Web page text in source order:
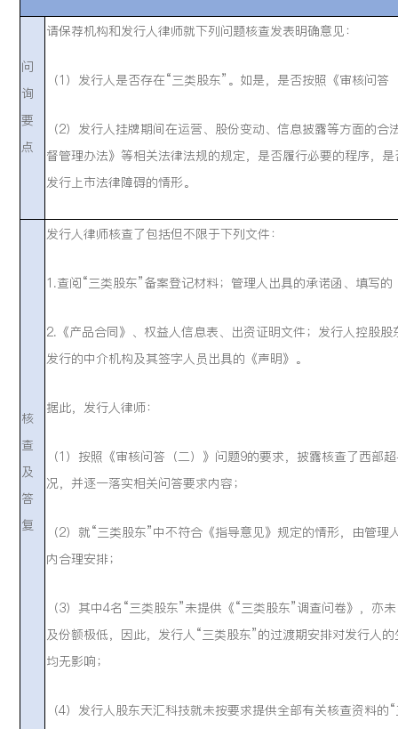
问
询
要
点
请保荐机构和发行人律师就下列问题核查发表明确意见：
（1）发行人是否存在“三类股东”。如是，是否按照《审核问
（2）发行人挂牌期间在运营、股份变动、信息披露等方面的
督管理办法》等相关法律法规的规定，是否履行必要的程序，
发行上市法律障碍的情形。
核
查
及
答
复
发行人律师核查了包括但不限于下列文件：
1.查阅“三类股东”备案登记材料；管理人出具的承诺函、填写
2.《产品合同》、权益人信息表、出资证明文件；发行人控股
发行的中介机构及其签字人员出具的《声明》。
据此，发行人律师：
（1）按照《审核问答（二）》问题9的要求，披露核查了西部
况，并逐一落实相关问答要求内容；
（2）就“三类股东”中不符合《指导意见》规定的情形，由管
内合理安排；
（3）其中4名“三类股东”未提供《“三类股东”调查问卷》，亦
及份额极低，因此，发行人“三类股东”的过渡期安排对发行人
均无影响；
（4）发行人股东天汇科技就未按要求提供全部有关核查资料